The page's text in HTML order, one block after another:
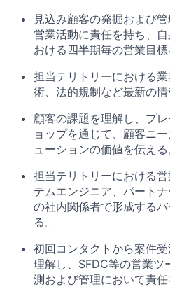
見込み顧客の発掘および
営業活動に責任を持ち、
おける四半期毎の営業目標
担当テリトリーにおける
術、法的規制など最新の情
顧客の課題を理解し、プ
ョップを通じて、顧客ニ
ューションの価値を伝える
担当テリトリーにおける
テムエンジニア、パート
の社内関係者で形成する
る。
初回コンタクトから案件
理解し、SFDC等の営業ツ
測および管理において責任